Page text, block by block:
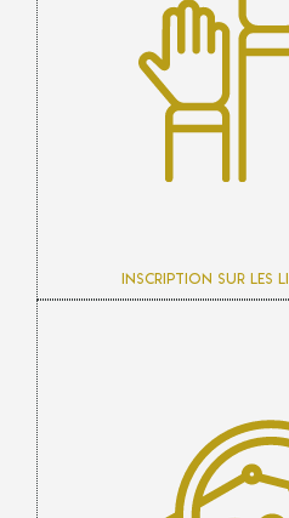
Inscription sur les